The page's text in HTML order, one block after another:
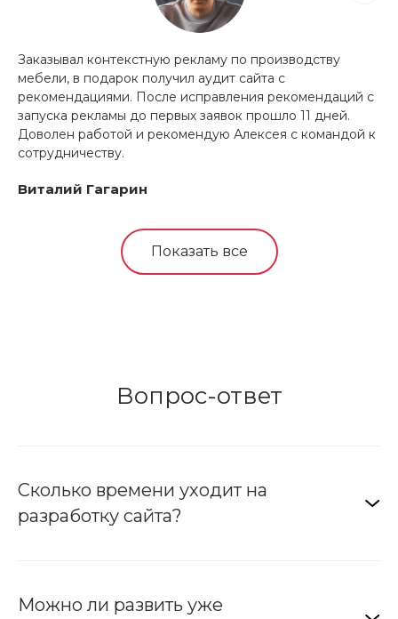
Заказывал контекстную рекламу по производству
мебели, в подарок получил аудит сайта с
рекомендациями. После исправления рекомендаций с
запуска рекламы до первых заявок прошло 11 дней.
Доволен работой и рекомендую Алексея с командой к
сотрудничеству.
Виталий Гагарин
Показать все
Вопрос-ответ
Сколько времени уходит на
разработку сайта?
Можно ли развить уже